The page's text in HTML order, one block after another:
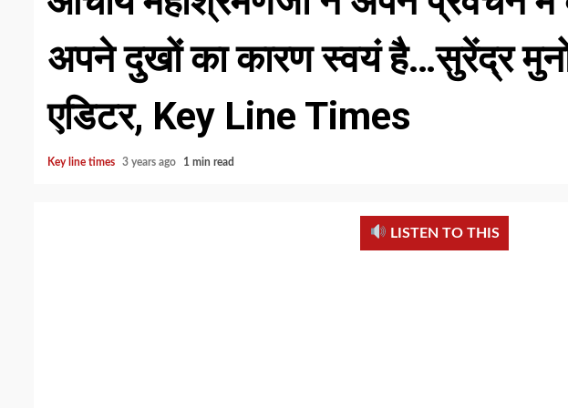
अपने दुखों का कारण स्वयं है…सुरेंद्र
एडिटर, Key Line Times
Key line times 3 years ago 1 min read
LISTEN TO THIS